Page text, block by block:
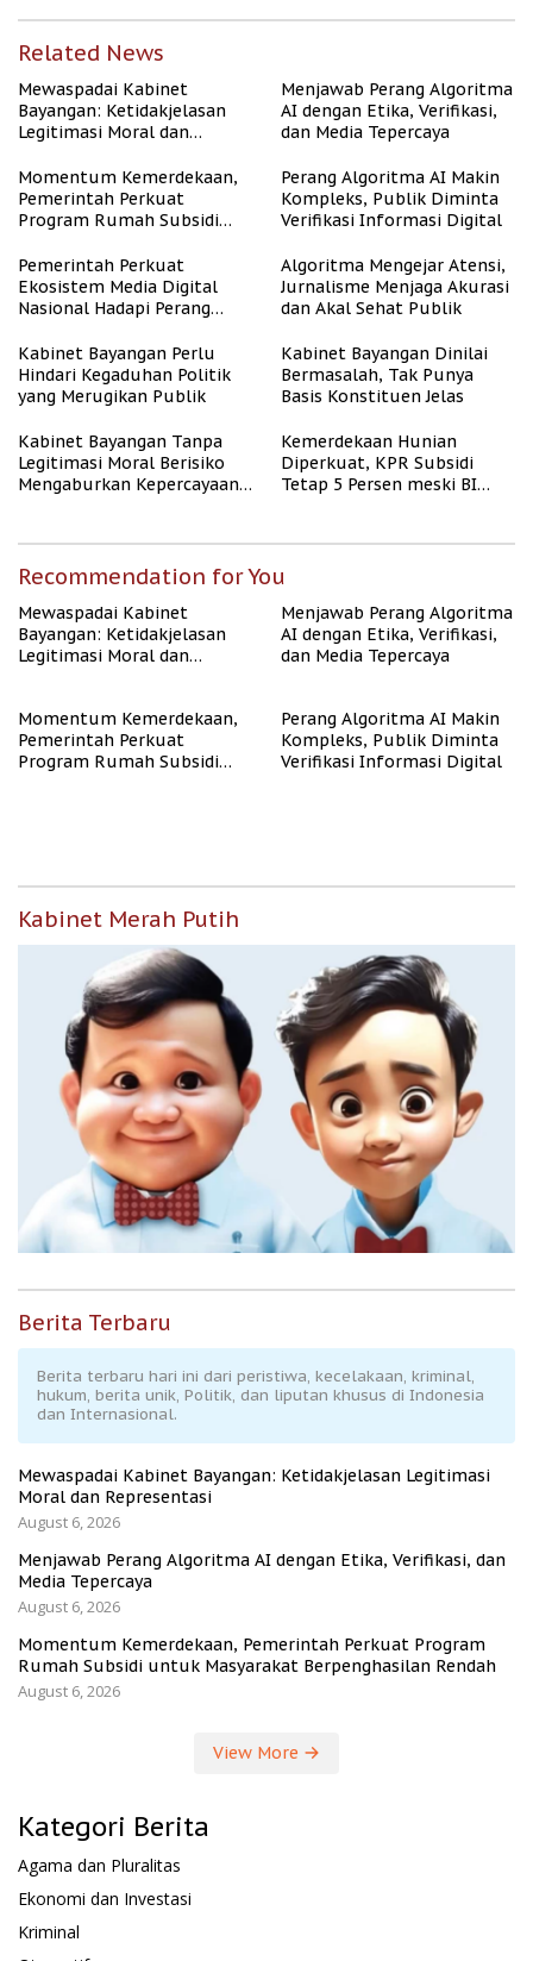
Related News
Mewaspadai Kabinet
Bayangan: Ketidakjelasan
Legitimasi Moral dan
Menjawab Perang Algoritma
AI dengan Etika, Verifikasi,
dan Media Tepercaya
Momentum Kemerdekaan,
Pemerintah Perkuat
Program Rumah Subsidi
Berpenghasilan Rendah
Perang Algoritma AI Makin
Kompleks, Publik Diminta
Verifikasi Informasi Digital
Pemerintah Perkuat
Ekosistem Media Digital
Nasional Hadapi Perang
Algoritma Mengejar Atensi,
Jurnalisme Menjaga Akurasi
dan Akal Sehat Publik
Kabinet Bayangan Perlu
Hindari Kegaduhan Politik
yang Merugikan Publik
Kabinet Bayangan Dinilai
Bermasalah, Tak Punya
Basis Konstituen Jelas
Kabinet Bayangan Tanpa
Legitimasi Moral Berisiko
Mengaburkan Kepercayaan
Kemerdekaan Hunian
Diperkuat, KPR Subsidi
Tetap 5 Persen meski BI
Recommendation for You
Mewaspadai Kabinet
Bayangan: Ketidakjelasan
Legitimasi Moral dan
Menjawab Perang Algoritma
AI dengan Etika, Verifikasi,
dan Media Tepercaya
Momentum Kemerdekaan,
Pemerintah Perkuat
Program Rumah Subsidi
Perang Algoritma AI Makin
Kompleks, Publik Diminta
Verifikasi Informasi Digital
Kabinet Merah Putih
Berita Terbaru
Berita terbaru hari ini dari peristiwa, kecelakaan, kriminal,
hukum, berita unik, Politik, dan liputan khusus di Indonesia
dan Internasional.
Mewaspadai Kabinet Bayangan: Ketidakjelasan Legitimasi
Moral dan Representasi
August 6, 2026
Menjawab Perang Algoritma AI dengan Etika, Verifikasi, dan
Media Tepercaya
August 6, 2026
Momentum Kemerdekaan, Pemerintah Perkuat Program
Rumah Subsidi untuk Masyarakat Berpenghasilan Rendah
August 6, 2026
View More
Kategori Berita
Agama dan Pluralitas
Ekonomi dan Investasi
Kriminal